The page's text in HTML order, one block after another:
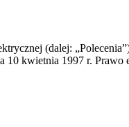
(dalej:
10 kwietnia 1997 r.